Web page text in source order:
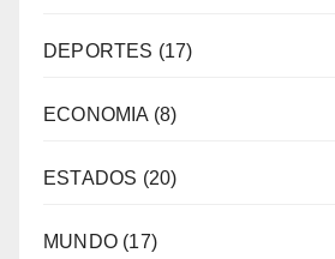
DEPORTES (17)
ECONOMIA (8)
ESTADOS (20)
MUNDO (17)